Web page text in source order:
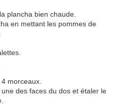
plancha bien chaude.
en mettant les pommes de
morceaux.
des faces du dos et étaler le